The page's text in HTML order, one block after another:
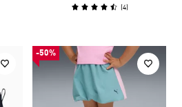
(4)
-50%